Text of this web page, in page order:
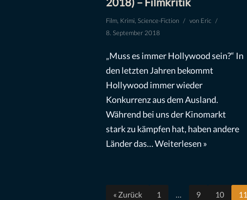
Film, Krimi Science-Fiction von Eric
8. September 2018
„Muss es immer Hollywood sein?“ In
den letzten Jahren bekommt
Hollywood immer wieder
Konkurrenz aus dem Ausland.
Während bei uns der Kinomarkt
stark zu kämpfen hat, haben andere
Länder das…Weiterlesen »
« Zurück 1 … 9 10 11